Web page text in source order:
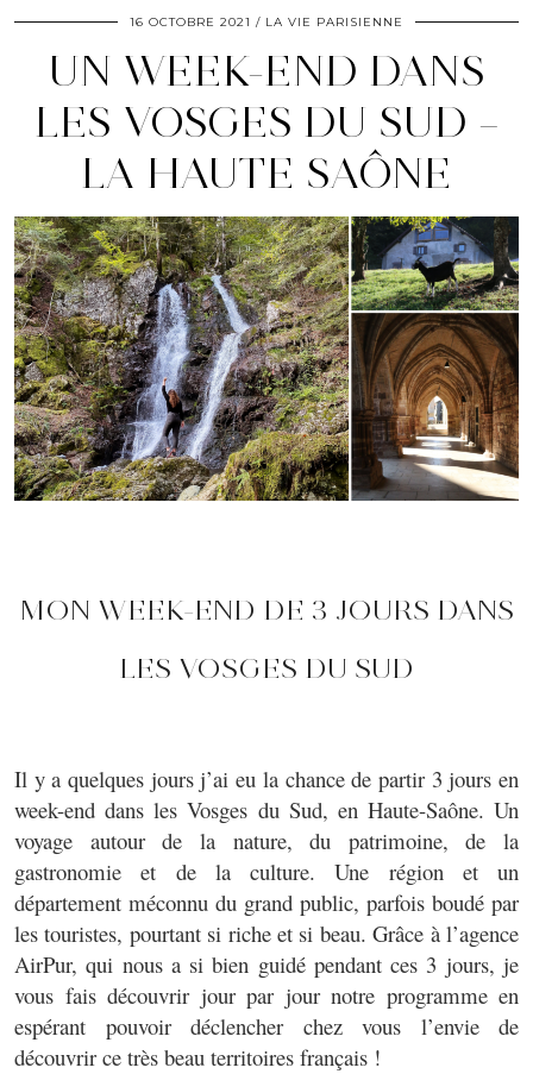
16 OCTOBRE 2021 LA VIE PARISIENNE
UN WEEK-END DANS
LES VOSGES DU SUD –
LA HAUTE SAÔNE
MON WEEK-END DE 3 JOURS DANS
LES VOSGES DU SUD
Il y a quelques jours j’ai eu la chance de partir 3 jours en
week-end dans les Vosges du Sud, en Haute-Saône. Un
voyage autour de la nature, du patrimoine, de la
gastronomie et de la culture. Une région et un
département méconnu du grand public, parfois boudé par
les touristes, pourtant si riche et si beau. Grâce à l’agence
AirPur, qui nous a si bien guidé pendant ces 3 jours, je
vous fais découvrir jour par jour notre programme en
espérant pouvoir déclencher chez vous l’envie de
découvrir ce très beau territoires français !